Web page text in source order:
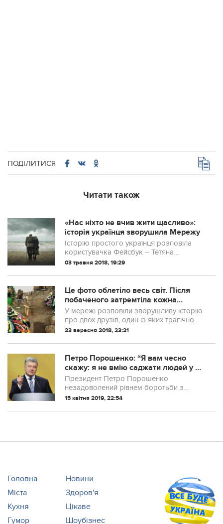
ПОДІЛИТИСЯ
Читати також
«Нас ніхто не вчив жити щасливо»:
історія українця зворушила Мережу
Історію простого українця розповіла
користувачка Фейсбук – Тетяна
Грегораш.
03 травня 2018, 19:29
Це фото облетіло весь світ. Після
побаченого затремтіла кожна
клітинка! Історія двох друзів від якої
розривається серце
У мережі розповіли зворушливу історію
про двох друзів, один із яких трагічно
загинув у зоні АТО
23 вересня 2018, 23:21
Петро Порошенко: “Я вам чесно
скажу: я не вмію саджати людей у ​​
в’язницю. Я не на це вчився”
Президент Петро Порошенко
незадоволений рівнем боротьби з
корупцією. Про це він заявив в ході
чесно скажу: я не вмію саджати людей у ​​
15 квітня 2019, 22:54
Головна
Новини
Міста
Здоров'я
Кухня
Цікаве
Гумор
Шоубізнес